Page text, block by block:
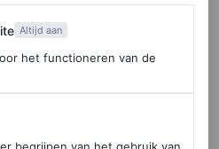
typische Engelse
Altijd aan
het functioneren van de